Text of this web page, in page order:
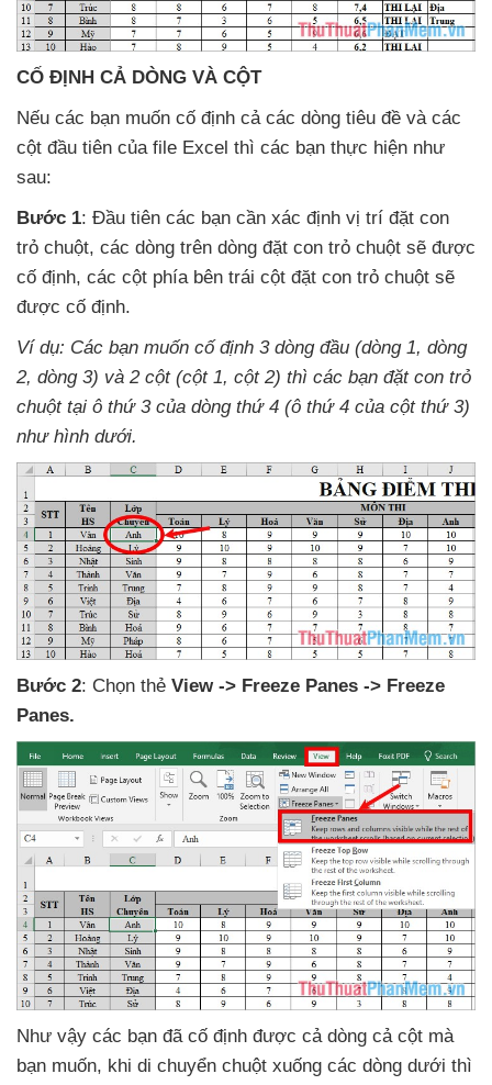
CỐ ĐỊNH CẢ DÒNG VÀ CỘT
Nếu các bạn muốn cố định cả các dòng tiêu đề và các
cột đầu tiên của file Excel thì các bạn thực hiện như
sau:
Bước 1: Đầu tiên các bạn cần xác định vị trí đặt con
trỏ chuột, các dòng trên dòng đặt con trỏ chuột sẽ được
cố định, các cột phía bên trái cột đặt con trỏ chuột sẽ
được cố định.
Ví dụ: Các bạn muốn cố định 3 dòng đầu (dòng 1, dòng
2, dòng 3) và 2 cột (cột 1, cột 2) thì các bạn đặt con trỏ
chuột tại ô thứ 3 của dòng thứ 4 (ô thứ 4 của cột thứ 3)
như hình dưới.
Bước 2: Chọn thẻ View -> Freeze Panes -> Freeze
Panes.
Như vậy các bạn đã cố định được cả dòng cả cột mà
bạn muốn, khi di chuyển chuột xuống các dòng dưới thì